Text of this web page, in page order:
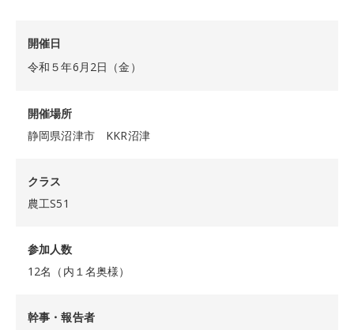
開催日
令和５年6月2日（金）
開催場所
静岡県沼津市 KKR沼津
クラス
農工S51
参加人数
12名（内１名奥様）
幹事・報告者